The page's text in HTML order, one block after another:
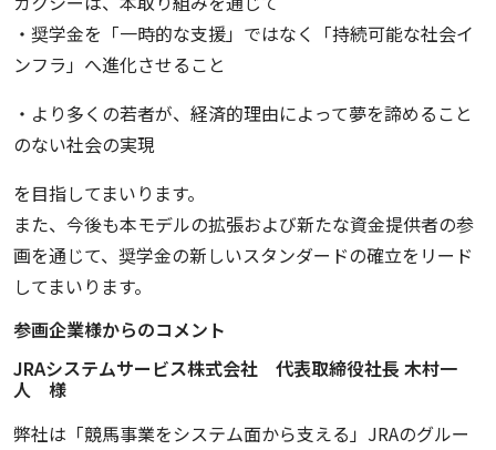
・奨学金を「一時的な支援」ではなく「持続可能な社会イ
ンフラ」へ進化させること
・より多くの若者が、経済的理由によって夢を諦めること
のない社会の実現
を目指してまいります。
また、今後も本モデルの拡張および新たな資金提供者の参
画を通じて、奨学金の新しいスタンダードの確立をリード
してまいります。
参画企業様からのコメント
JRAシステムサービス株式会社 代表取締役社長 木村一
人 様
弊社は「競馬事業をシステム面から支える」JRAのグルー